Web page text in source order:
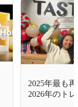
2025年最も
2026年のト